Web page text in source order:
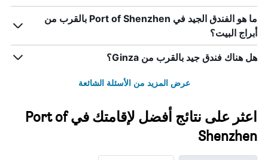
ما هو الفندق الجيد في Port of Shenzhen بالقرب من
أبراج البيت؟
هل هناك فندق جيد بالقرب من Ginza؟
عرض المزيد من الأسئلة الشائعة
اعثر على نتائج أفضل لإقامتك في Port of
Shenzhen